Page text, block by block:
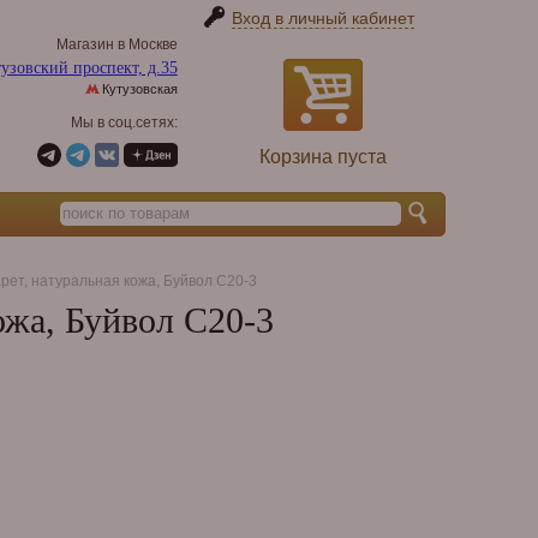
Вход в личный кабинет
Корзина пуста
Магазин в Москве
проспект, д.35
Кутузовская
Мы в соц.сетях:
натуральная кожа, Буйвол C20-3
Буйвол C20-3